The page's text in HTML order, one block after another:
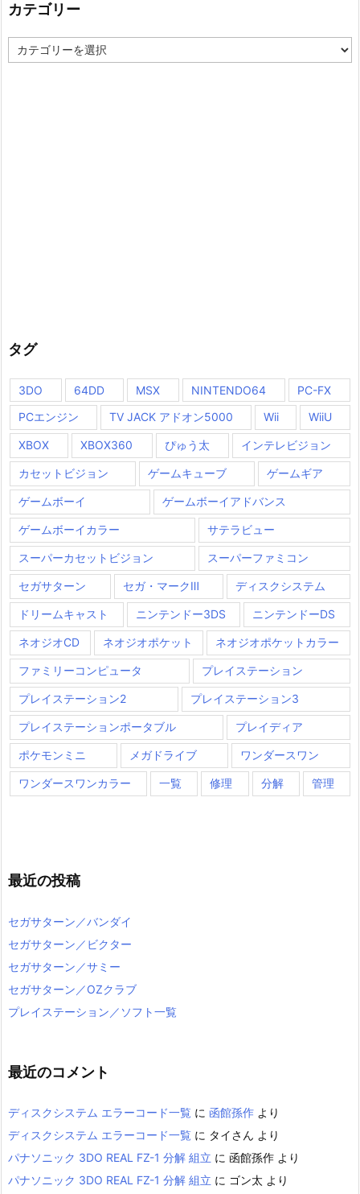
カテゴリー
テ
タグ
3DO 64DD MSX NINTENDO64
PC-FX
PCエンジン
TV JACK アドオン5000 Wii WiiU
XBOX XBOX360 ぴゅう太 インテレビジョン
カセットビジョン ゲームキューブ ゲームギア
ゲームボーイ ゲームボーイアドバンス
ゲームボーイカラー サテラビュー
スーパーカセットビジョン スーパーファミコン
セガサターン セガ・マークⅢ ディスクシステム
ドリームキャスト ニンテンドー3DS ニンテンドーDS
ネオジオCD ネオジオポケット ネオジオポケットカラー
ファミリーコンピュータ プレイステーション
プレイステーション2 プレイステーション3
プレイステーションポータブル プレイディア
ポケモンミニ メガドライブ ワンダースワン
ワンダースワンカラー 一覧 修理 分解 管理
最近の投稿
セガサターン／バンダイ
セガサターン／ビクター
セガサターン／サミー
セガサターン／OZクラブ
プレイステーション／ソフト一覧
最近のコメント
ディスクシステム エラーコード一覧 に 函館孫作 より
ディスクシステム エラーコード一覧 に タイさん より
パナソニック 3DO REAL FZ-1 分解 組立 に 函館孫作 より
パナソニック 3DO REAL FZ-1 分解 組立 に ゴン太 より